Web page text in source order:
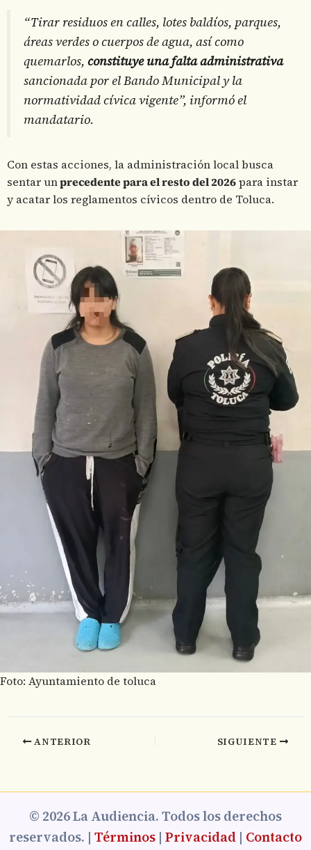
“Tirar residuos en calles, lotes baldíos, parques,
áreas verdes o cuerpos de agua, así como
quemarlos, constituye una falta administrativa
sancionada por el Bando Municipal y la
normatividad cívica vigente”, informó el
mandatario.
Con estas acciones, la administración local busca
sentar unprecedente para el resto del 2026para instar
y acatar los reglamentos cívicos dentro de Toluca.
Foto: Ayuntamiento de toluca
ANTERIOR SIGUIENTE
© 2026 La Audiencia. Todos los derechos
reservados. | Términos | Privacidad | Contacto